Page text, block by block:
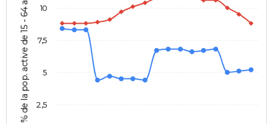
% de la pop. active de 15 - 64 ans 2,5
5
7,5
10